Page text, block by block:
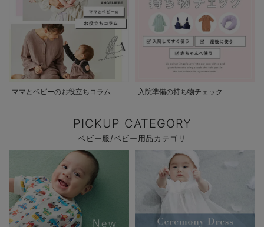
ママとベビーのお役立ちコラム 入院準備の持ち物チェック
PICKUP CATEGORY
ベビー服/ベビー用品カテゴリ